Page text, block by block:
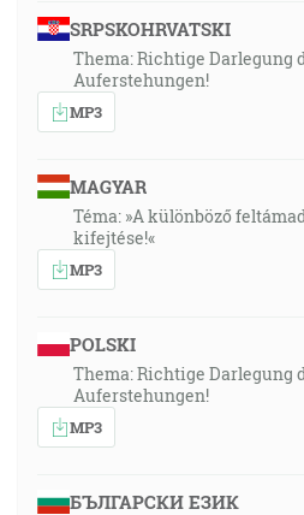
SRPSKOHRVATSKI
Thema: Richtige Darlegung
Auferstehungen!
MP3
MAGYAR
Téma: »A különböző
kifejtése!«
MP3
POLSKI
Thema: Richtige Darlegung
Auferstehungen!
MP3
БЪЛГАРСКИ ЕЗИК